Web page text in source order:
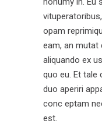
opam
eam, an mutat
aliquando ex
quo eu. Et tale
duo aperiri
conc eptam
est.